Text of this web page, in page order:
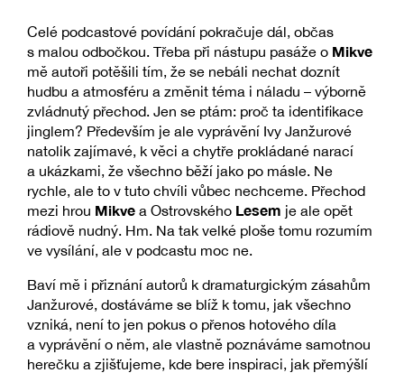
Celé podcastové povídání pokračuje dál, občas
s malou odbočkou. Třeba při nástupu pasáže o Mikve
mě autoři potěšili tím, že se nebáli nechat doznít
hudbu a atmosféru a změnit téma i náladu – výborně
zvládnutý přechod. Jen se ptám: proč ta identifikace
jinglem? Především je ale vyprávění Ivy Janžurové
natolik zajímavé, k věci a chytře prokládané narací
a ukázkami, že všechno běží jako po másle. Ne
rychle, ale to v tuto chvíli vůbec nechceme. Přechod
mezi hrou Mikve a Ostrovského Lesem je ale opět
rádiově nudný. Hm. Na tak velké ploše tomu rozumím
ve vysílání, ale v podcastu moc ne.
Baví mě i přiznání autorů k dramaturgickým zásahům
Janžurové, dostáváme se blíž k tomu, jak všechno
vzniká, není to jen pokus o přenos hotového díla
a vyprávění o něm, ale vlastně poznáváme samotnou
herečku a zjišťujeme, kde bere inspiraci, jak přemýšlí